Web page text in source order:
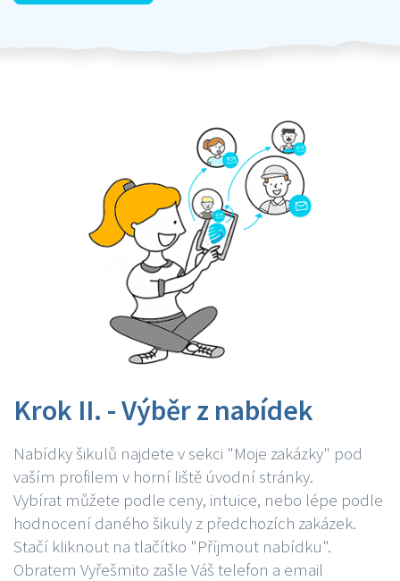
Krok II. - Výběr z nabídek
Nabídky šikulů najdete v sekci "Moje zakázky" pod
vaším profilem v horní liště úvodní stránky.
Vybírat můžete podle ceny, intuice, nebo lépe podle
hodnocení daného šikuly z předchozích zakázek.
Stačí kliknout na tlačítko "Příjmout nabídku".
Obratem Vyřešmito zašle Váš telefon a email